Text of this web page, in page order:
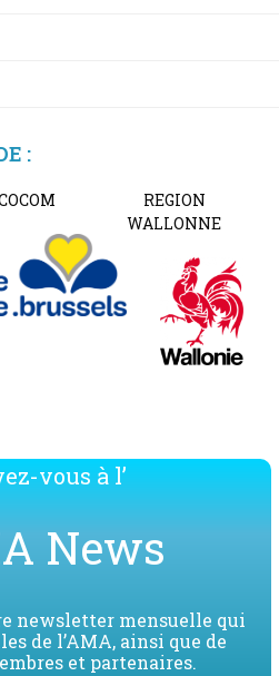
:
REGION
WALLONNE
vous à l’
News
newsletter mensuelle qui
de l’AMA, ainsi que de
et partenaires.